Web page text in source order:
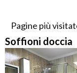
Pagine più
Soffioni doccia